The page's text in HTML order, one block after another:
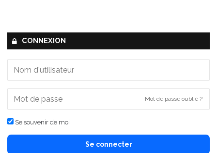
CONNEXION
Mot de passe oublié ?
Se souvenir de moi
Se connecter